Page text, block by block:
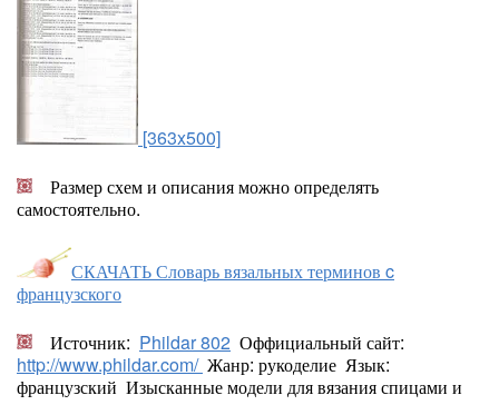
[363x500]
Размер схем и описания можно определять
самостоятельно.
СКАЧАТЬ Словарь вязальных терминов c
французского
Источник: Phildar 802 Оффициальный сайт:
http://www.phildar.com/ Жанр: рукоделие Язык:
французский Изысканные модели для вязания спицами и